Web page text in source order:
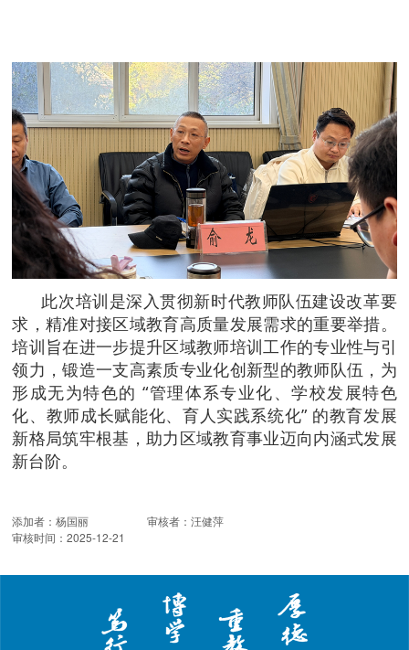
此次培训是深入贯彻新时代教师队伍建设改革要
求，精准对接区域教育高质量发展需求的重要举措。
培训旨在进一步提升区域教师培训工作的专业性与引
领力，锻造一支高素质专业化创新型的教师队伍，为
形成无为特色的 “管理体系专业化、学校发展特色
化、教师成长赋能化、育人实践系统化” 的教育发展
新格局筑牢根基，助力区域教育事业迈向内涵式发展
新台阶。
添加者：杨国丽 审核者： 汪健萍
审核时间：2025-12-21